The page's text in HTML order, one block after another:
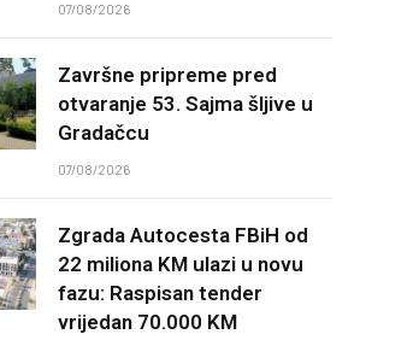
07/08/2026
Završne pripreme pred
otvaranje 53. Sajma šljive u
Gradačcu
07/08/2026
Zgrada Autocesta FBiH od
22 miliona KM ulazi u novu
fazu: Raspisan tender
vrijedan 70.000 KM